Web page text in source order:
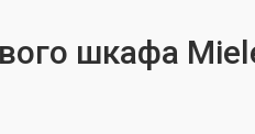
шкафа